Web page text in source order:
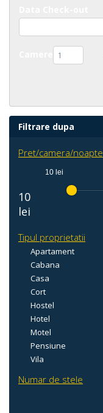
1
Filtrare dupa
Pret/camera/noapte
10
lei
10 lei
Tipul proprietatii
Apartament
Cabana
Casa
Cort
Hostel
Hotel
Motel
Pensiune
Vila
Numar de stele